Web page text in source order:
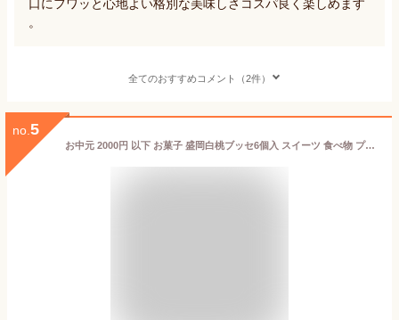
口にフワッと心地よい格別な美味しさコスパ良く楽しめます
。
全てのおすすめコメント（2件）
no. 5
お中元 2000円 以下 お菓子 盛岡白桃ブッセ6個入 スイーツ 食べ物 プレゼント 洋菓子 個包装 メッセージカード ギフト もらって嬉しい デザート 桃 楽天 グルメ 焼き菓子 詰め合わせ 日付指定 冷たい ブッセ 白桃 お取り寄せ 人気 お土産 手土産 配送日指定可